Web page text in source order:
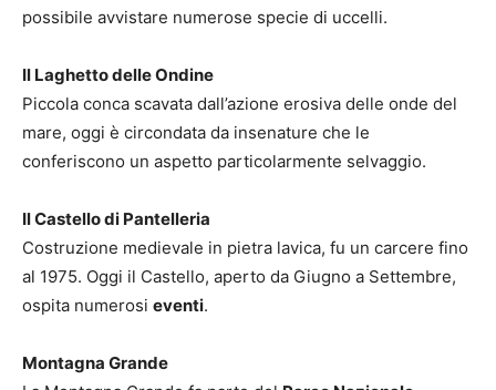
possibile avvistare numerose specie di uccelli.
Il Laghetto delle Ondine
Piccola conca scavata dall’azione erosiva delle onde del
mare, oggi è circondata da insenature che le
conferiscono un aspetto particolarmente selvaggio.
Il Castello di Pantelleria
Costruzione medievale in pietra lavica, fu un carcere fino
al 1975. Oggi il Castello, aperto da Giugno a Settembre,
ospita numerosi eventi.
Montagna Grande